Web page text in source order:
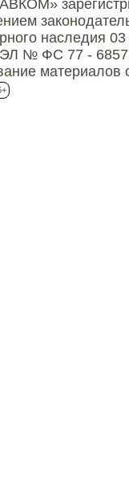
наследия
ЭЛ № ФС 77 -
материалов